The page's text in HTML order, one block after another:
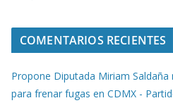
COMENTARIOS RECIENTES
Propone Diputada Miriam
para frenar fugas en CDMX -